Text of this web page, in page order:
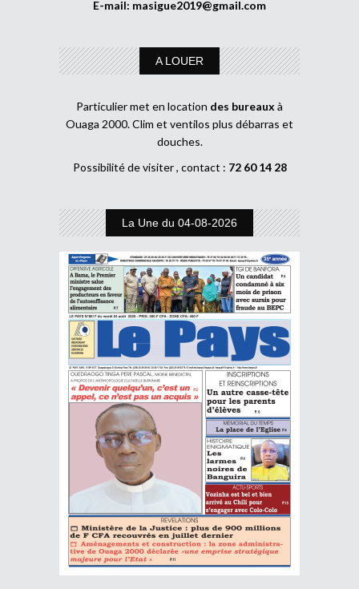
E-mail: masigue2019@gmail.com
A LOUER
Particulier met en location des bureaux à
Ouaga 2000. Clim et ventilos plus débarras et
douches.
Possibilité de visiter , contact : 72 60 14 28
La Une du 04-08-2026